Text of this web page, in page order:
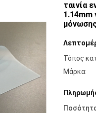
ταινία
1.14mm
Τόπος
Μάρκα: